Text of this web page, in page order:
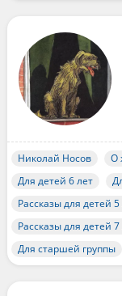
Николай Носов О
Для детей 6 лет
Рассказы для детей 5
Рассказы для детей 7
Для старшей группы